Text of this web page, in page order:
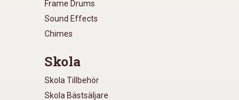
Frame Drums
Sound Effects
Chimes
Skola
Skola Tillbehör
Skola Bästsäljare